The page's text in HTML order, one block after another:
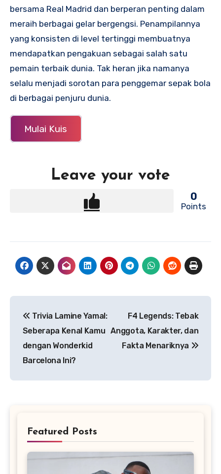
bersama Real Madrid dan berperan penting dalam
meraih berbagai gelar bergengsi. Penampilannya
yang konsisten di level tertinggi membuatnya
mendapatkan pengakuan sebagai salah satu
pemain terbaik dunia. Tak heran jika namanya
selalu menjadi sorotan para penggemar sepak bola
di berbagai penjuru dunia.
Mulai Kuis
Leave your vote
0
Points
pos
Trivia Lamine Yamal:
Seberapa Kenal Kamu
dengan Wonderkid
Barcelona Ini?
F4 Legends: Tebak
Anggota, Karakter, dan
Fakta Menariknya
Featured Posts